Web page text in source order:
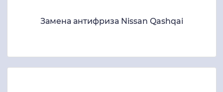
Замена антифриза Nissan Qashqai